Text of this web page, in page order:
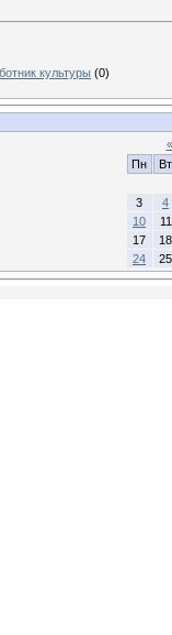
культуры (0)
«
Пн
Вт
3
4
10
11
17
18
24
25